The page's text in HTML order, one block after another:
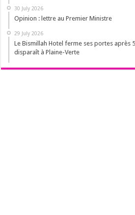
30 July 2026
Opinion : lettre au Premier Ministre
29 July 2026
Le Bismillah Hotel ferme ses portes après
disparaît à Plaine-Verte